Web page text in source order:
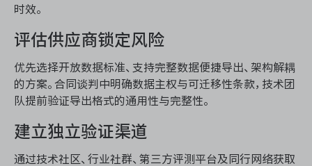
时效。
评估供应商锁定风险
优先选择开放数据标准、支持完整数据便捷导出、架构解耦
的方案。合同谈判中明确数据主权与可迁移性条款，技术团
队提前验证导出格式的通用性与完整性。
建立独立验证渠道
通过技术社区、行业社群、第三方评测平台及同行网络获取